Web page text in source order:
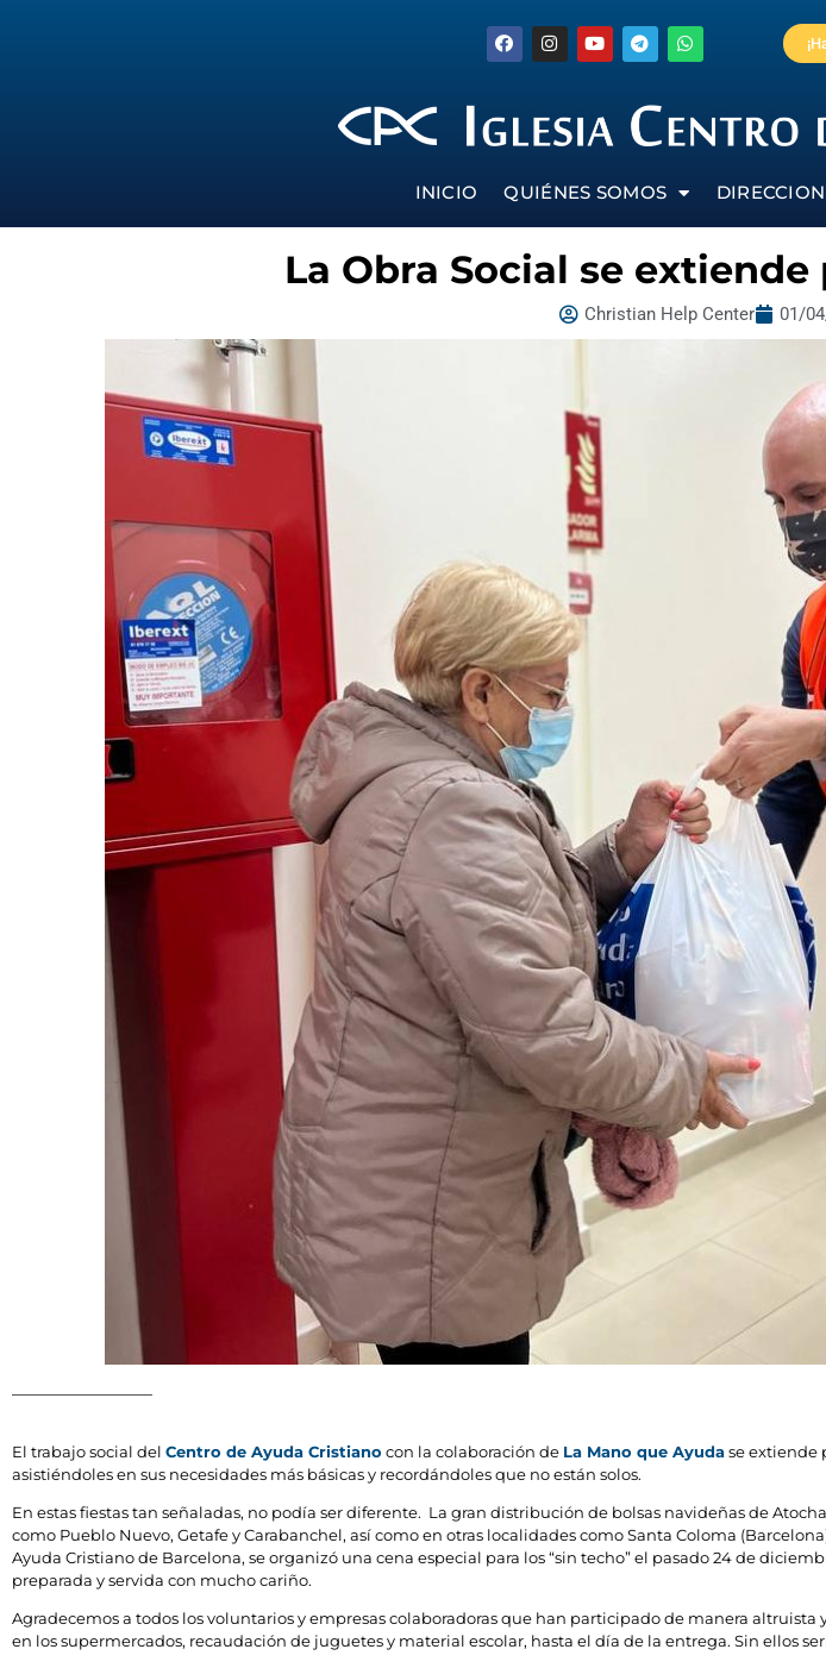
INICIO QUIÉNES SOMOS
La Obra Social se
Christian Help Center 01/
El trabajo social del Centro de Ayuda Cristiano con la colaboración de La Mano que Ayudase extiende
asistiéndoles en sus necesidades más básicas y recordándoles que no están solos.
En estas fiestas tan señaladas, no podía ser diferente. La gran distribución de bolsas navideñas de
como Pueblo Nuevo, Getafe y Carabanchel, así como en otras localidades como Santa Coloma
Ayuda Cristiano de Barcelona, se organizó una cena especial para los “sin techo” el pasado 24 de
preparada y servida con mucho cariño.
Agradecemos a todos los voluntarios y empresas colaboradoras que han participado de manera
en los supermercados, recaudación de juguetes y material escolar, hasta el día de la entrega. Sin ellos